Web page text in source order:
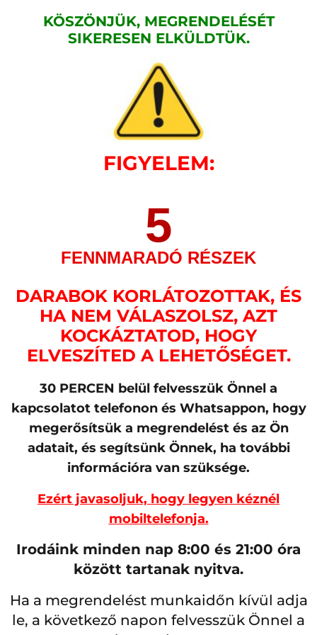
KÖSZÖNJÜK, MEGRENDELÉSÉT
SIKERESEN ELKÜLDTÜK.
FIGYELEM:
FENNMARADÓ RÉSZEK
5
DARABOK KORLÁTOZOTTAK, ÉS
HA NEM VÁLASZOLSZ, AZT
KOCKÁZTATOD, HOGY
ELVESZÍTED A LEHETŐSÉGET.
30 PERCEN belül felvesszük Önnel a
kapcsolatot telefonon és Whatsappon, hogy
megerősítsük a megrendelést és az Ön
adatait, és segítsünk Önnek, ha további
információra van szüksége.
Ezért javasoljuk, hogy legyen kéznél
mobiltelefonja.
Irodáink minden nap 8:00 és 21:00 óra
között tartanak nyitva.
Ha a megrendelést munkaidőn kívül adja
le, a következő napon felvesszük Önnel a